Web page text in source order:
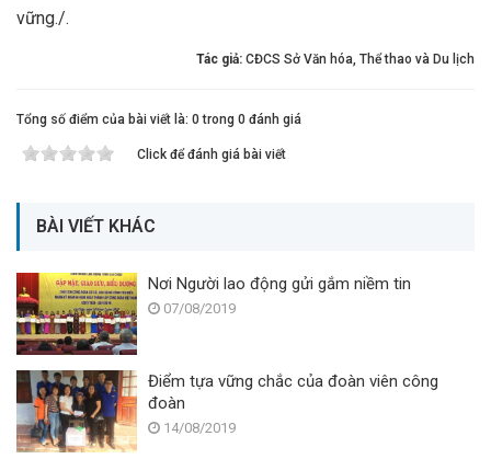
vững./.
Tác giả: CĐCS Sở Văn hóa, Thể thao và Du lịch
Tổng số điểm của bài viết là: 0 trong 0 đánh giá
Click để đánh giá bài viết
BÀI VIẾT KHÁC
Nơi Người lao động gửi gắm niềm tin
07/08/2019
Điểm tựa vững chắc của đoàn viên công
đoàn
14/08/2019